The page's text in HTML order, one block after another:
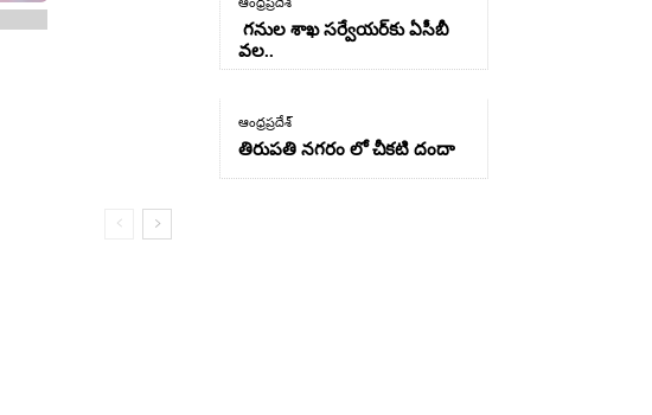
గనుల శాఖ సర్వేయర్‌కు ఏసీబీ
వల..
ఆంధ్రప్రదేశ్
తిరుపతి నగరం లో చీకటి దందా